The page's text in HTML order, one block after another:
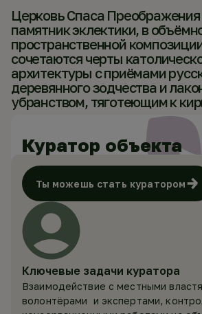
Церковь Спаса
памятник эклектики, в
пространственной
сочетаются черты
архитектуры с приёмами
деревянного зодчества и
убранством, тяготеющим к
Куратор объекта
Ты можешь стать куратором
Ключевые задачи куратора
Взаимодействие с местными
волонтёрами и экспертами,